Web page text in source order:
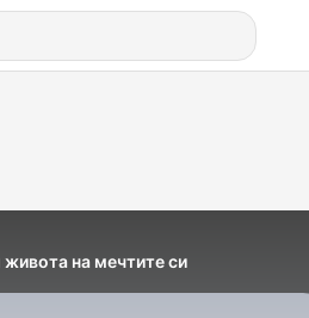
на мечтите си